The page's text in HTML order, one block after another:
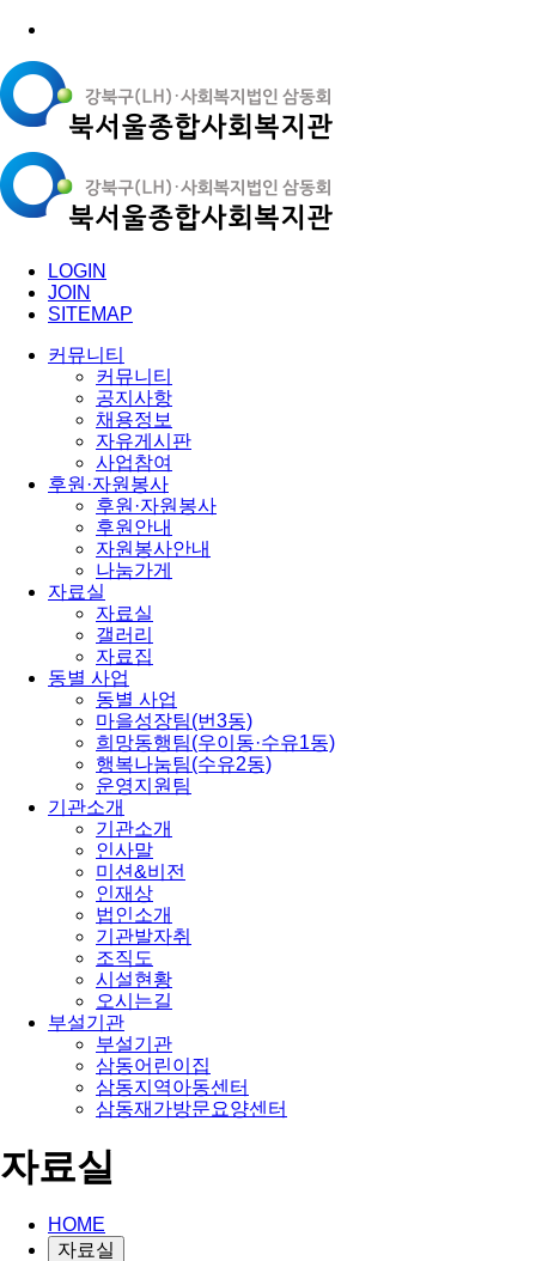
LOGIN
JOIN
SITEMAP
커뮤니티
커뮤니티
공지사항
채용정보
자유게시판
사업참여
후원·자원봉사
후원·자원봉사
후원안내
자원봉사안내
나눔가게
자료실
자료실
갤러리
자료집
동별 사업
동별 사업
마을성장팀(번3동)
희망동행팀(우이동·수유1동)
행복나눔팀(수유2동)
운영지원팀
기관소개
기관소개
인사말
미션&비전
인재상
법인소개
기관발자취
조직도
시설현황
오시는길
부설기관
부설기관
삼동어린이집
삼동지역아동센터
삼동재가방문요양센터
자료실
HOME
자료실